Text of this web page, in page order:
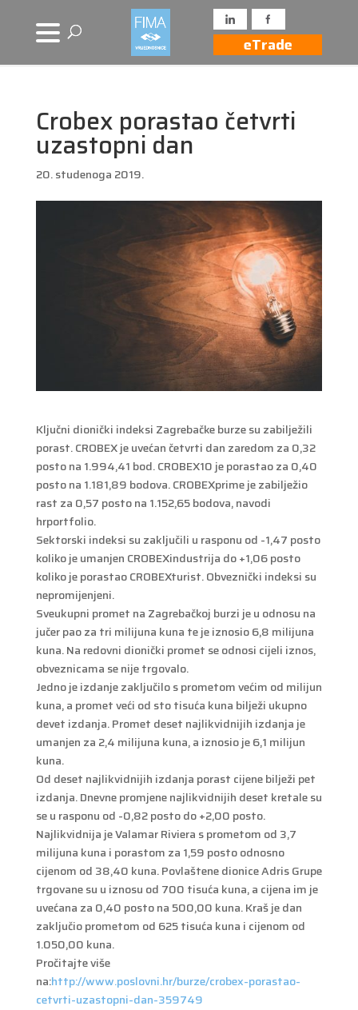
eTrade
Crobex porastao četvrti
uzastopni dan
20. studenoga 2019.
Ključni dionički indeksi Zagrebačke burze su zabilježili
porast. CROBEX je uvećan četvrti dan zaredom za 0,32
posto na 1.994,41 bod. CROBEX10 je porastao za 0,40
posto na 1.181,89 bodova. CROBEXprime je zabilježio
rast za 0,57 posto na 1.152,65 bodova, navodi
hrportfolio.
Sektorski indeksi su zaključili u rasponu od -1,47 posto
koliko je umanjen CROBEXindustrija do +1,06 posto
koliko je porastao CROBEXturist. Obveznički indeksi su
nepromijenjeni.
Sveukupni promet na Zagrebačkoj burzi je u odnosu na
jučer pao za tri milijuna kuna te je iznosio 6,8 milijuna
kuna. Na redovni dionički promet se odnosi cijeli iznos,
obveznicama se nije trgovalo.
Jedno je izdanje zaključilo s prometom većim od milijun
kuna, a promet veći od sto tisuća kuna bilježi ukupno
devet izdanja. Promet deset najlikvidnijih izdanja je
umanjen za 2,4 milijuna kuna, a iznosio je 6,1 milijun
kuna.
Od deset najlikvidnijih izdanja porast cijene bilježi pet
izdanja. Dnevne promjene najlikvidnijih deset kretale su
se u rasponu od -0,82 posto do +2,00 posto.
Najlikvidnija je Valamar Riviera s prometom od 3,7
milijuna kuna i porastom za 1,59 posto odnosno
cijenom od 38,40 kuna. Povlaštene dionice Adris Grupe
trgovane su u iznosu od 700 tisuća kuna, a cijena im je
uvećana za 0,40 posto na 500,00 kuna. Kraš je dan
zaključio prometom od 625 tisuća kuna i cijenom od
1.050,00 kuna.
Pročitajte više
na:http://www.poslovni.hr/burze/crobex-porastao-
cetvrti-uzastopni-dan-359749